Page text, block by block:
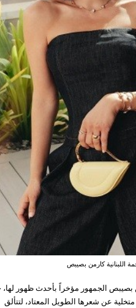
اللبنانية كارمن بصيبص
بصيبص الجمهور مؤخراً بأحدث ظهور
عن شعرها الطويل المعتاد، لتتألق